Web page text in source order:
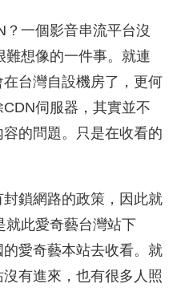
一個影音串流平台沒
想像的一件事。就連
台灣自設機房了，更何
伺服器，其實並不
的問題。只是在收看的
鎖網路的政策，因此就
就此愛奇藝台灣站下
愛奇藝本站去收看。就
有進來，也有很多人照